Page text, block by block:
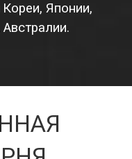
Японии,